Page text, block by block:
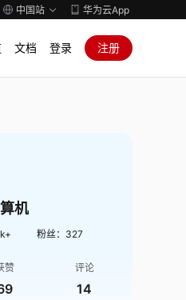
中国站 华为云App
文档 登录 注册
机
粉丝： 327
赞 评论
14